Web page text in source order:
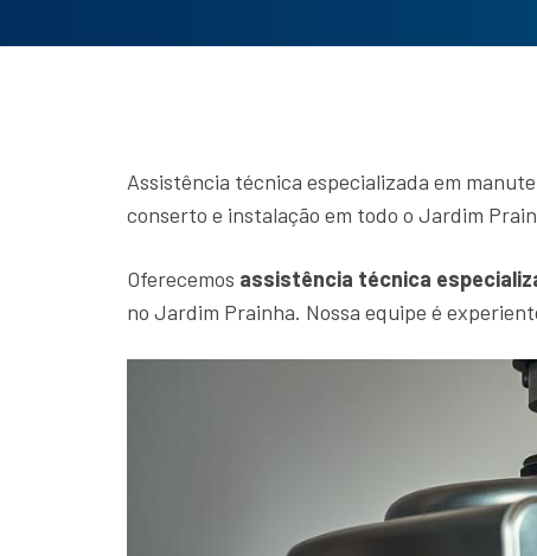
Assistência técnica especializada em
conserto e instalação em todo o Jardim
Oferecemos assistência técnica
no Jardim Prainha. Nossa equipe é